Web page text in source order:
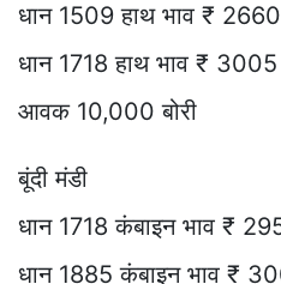
धान 1509 हाथ भाव ₹
धान 1718 हाथ भाव ₹
आवक 10,000 बोरी
बूंदी मंडी
धान 1718 कंबाइन भाव ₹
धान 1885 कंबाइन भाव ₹